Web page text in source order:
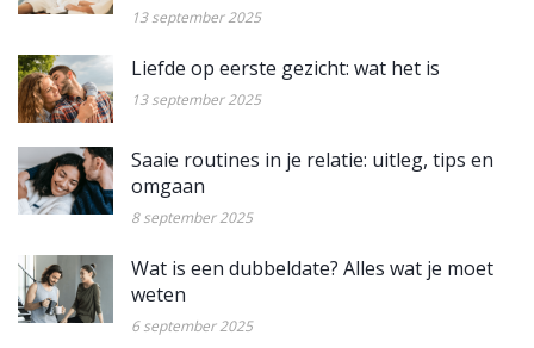
13 september 2025
Liefde op eerste gezicht: wat het is
13 september 2025
Saaie routines in je relatie: uitleg, tips en
omgaan
8 september 2025
Wat is een dubbeldate? Alles wat je moet
weten
6 september 2025